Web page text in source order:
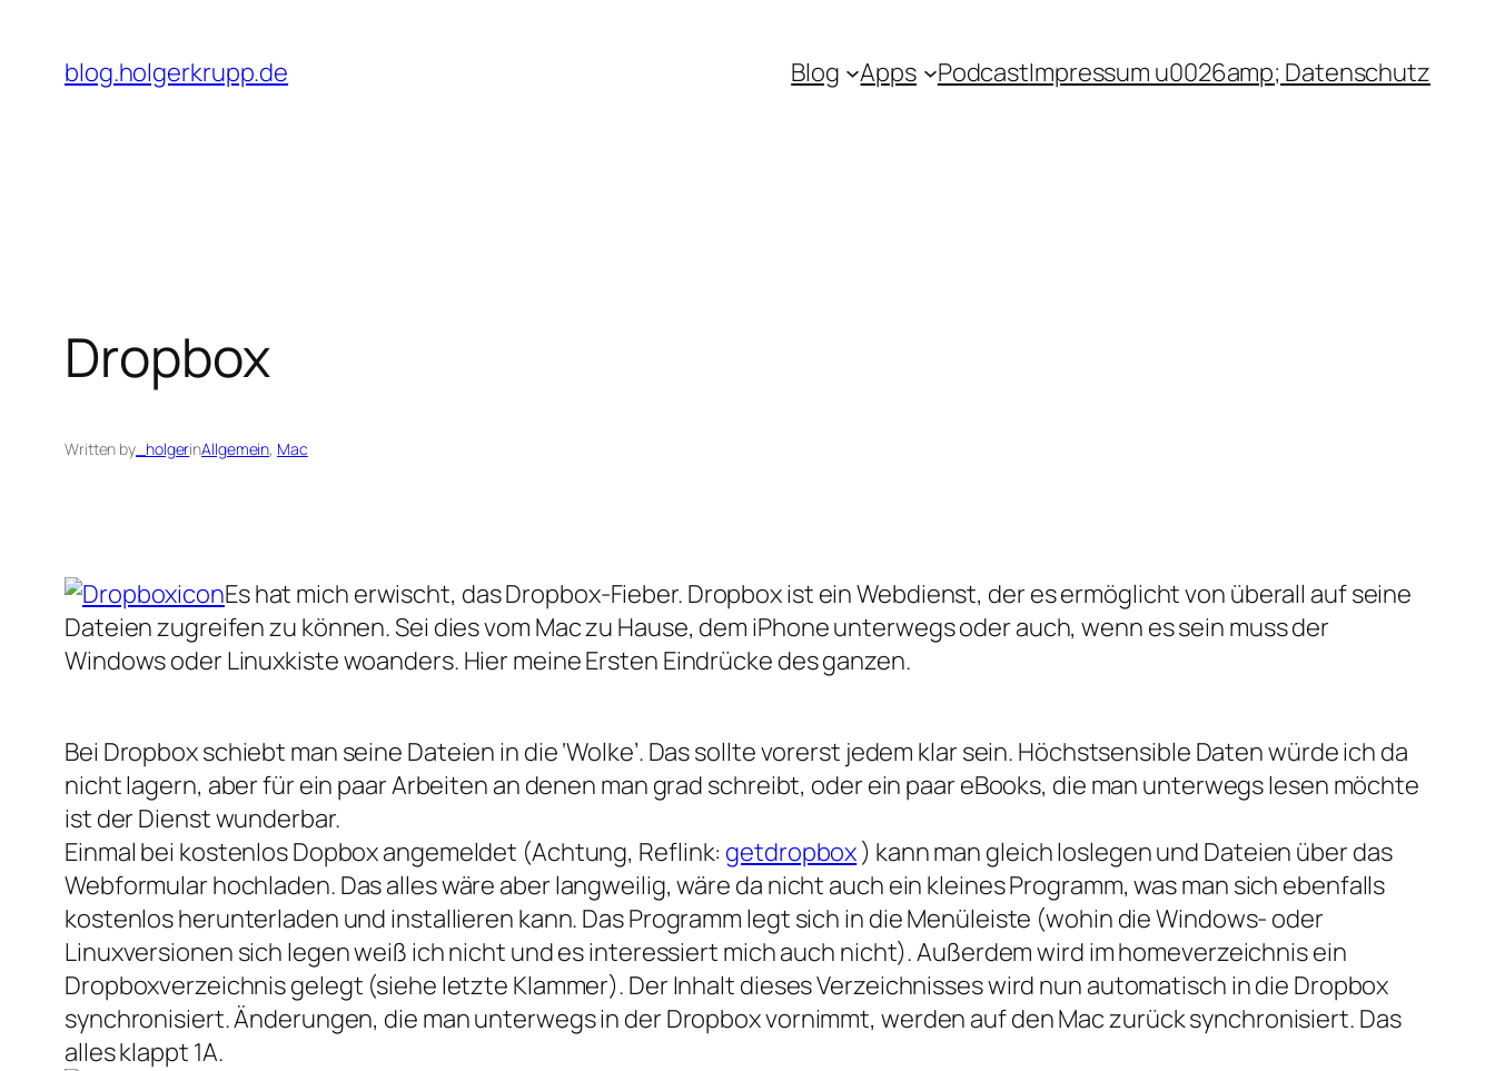
content
blog.holgerkrupp.de Blog Apps PodcastImpressum u0026amp; Datenschutz
Dropbox
Written by _holgerinAllgemein, Mac
Es hat mich erwischt, das Dropbox-Fieber. Dropbox ist ein Webdienst, der es ermöglicht von überall auf seine
Dateien zugreifen zu können. Sei dies vom Mac zu Hause, dem iPhone unterwegs oder auch, wenn es sein muss der
Windows oder Linuxkiste woanders. Hier meine Ersten Eindrücke des ganzen.
Bei Dropbox schiebt man seine Dateien in die ‘Wolke’. Das sollte vorerst jedem klar sein. Höchstsensible Daten würde ich da
nicht lagern, aber für ein paar Arbeiten an denen man grad schreibt, oder ein paar eBooks, die man unterwegs lesen möchte
ist der Dienst wunderbar.
Einmal bei kostenlos Dopbox angemeldet (Achtung, Reflink: getdropbox) kann man gleich loslegen und Dateien über das
Webformular hochladen. Das alles wäre aber langweilig, wäre da nicht auch ein kleines Programm, was man sich ebenfalls
kostenlos herunterladen und installieren kann. Das Programm legt sich in die Menüleiste (wohin die Windows- oder
Linuxversionen sich legen weiß ich nicht und es interessiert mich auch nicht). Außerdem wird im homeverzeichnis ein
Dropboxverzeichnis gelegt (siehe letzte Klammer). Der Inhalt dieses Verzeichnisses wird nun automatisch in die Dropbox
synchronisiert. Änderungen, die man unterwegs in der Dropbox vornimmt, werden auf den Mac zurück synchronisiert. Das
alles klappt 1A.